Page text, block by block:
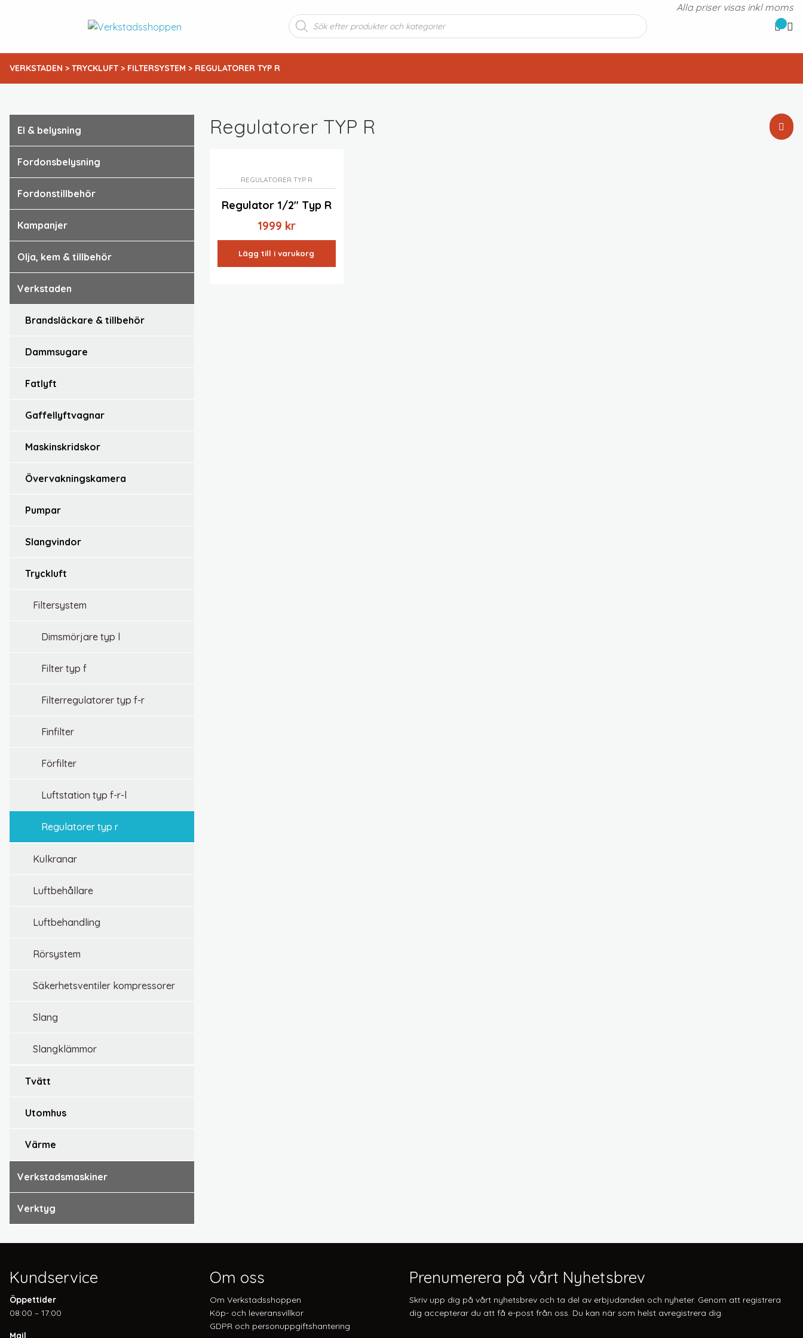
Alla priser visas inkl moms
Produktsökning
VERKSTADEN > TRYCKLUFT> FILTERSYSTEM > REGULATORER TYP R
el & belysning
fordonsbelysning
fordonstillbehör
kampanjer
olja, kem & tillbehör
verkstaden
brandsläckare & tillbehör
dammsugare
fatlyft
gaffellyftvagnar
maskinskridskor
övervakningskamera
pumpar
slangvindor
tryckluft
filtersystem
dimsmörjare typ l
filter typ f
filterregulatorer typ f-r
finfilter
förfilter
luftstation typ f-r-l
regulatorer typ r
kulkranar
luftbehållare
luftbehandling
rörsystem
säkerhetsventiler kompressorer
slang
slangklämmor
tvätt
utomhus
värme
verkstadsmaskiner
verktyg
Regulatorer TYP R
REGULATORER TYP R
Regulator 1/2″ Typ R
1999 kr
Lägg till i varukorg
Kundservice
Öppettider
08:00 – 17:00
Mail
Om oss
Om Verkstadsshoppen
Köp- och leveransvillkor
GDPR och personuppgiftshantering
Prenumerera på vårt Nyhetsbrev
Skriv upp dig på vårt nyhetsbrev och ta del av erbjudanden och nyheter. Genom att registrera
dig accepterar du att få e-post från oss. Du kan när som helst avregistrera dig.